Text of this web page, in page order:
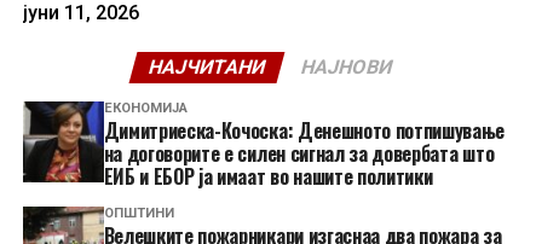
јуни 11, 2026
НАЈЧИТАНИ НАЈНОВИ
ЕКОНОМИЈА
Димитриеска-Кочоска: Денешното потпишување
на договорите е силен сигнал за довербата што
ЕИБ и ЕБОР ја имаат во нашите политики
ОПШТИНИ
Велешките пожарникари изгаснаа два пожара за